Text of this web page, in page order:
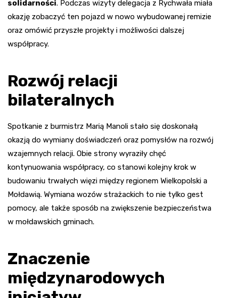
solidarności. Podczas wizyty delegacja z Rychwała miała
okazję zobaczyć ten pojazd w nowo wybudowanej remizie
oraz omówić przyszłe projekty i możliwości dalszej
współpracy.
Rozwój relacji
bilateralnych
Spotkanie z burmistrz Marią Manoli stało się doskonałą
okazją do wymiany doświadczeń oraz pomysłów na rozwój
wzajemnych relacji. Obie strony wyraziły chęć
kontynuowania współpracy, co stanowi kolejny krok w
budowaniu trwałych więzi między regionem Wielkopolski a
Mołdawią. Wymiana wozów strażackich to nie tylko gest
pomocy, ale także sposób na zwiększenie bezpieczeństwa
w mołdawskich gminach.
Znaczenie
międzynarodowych